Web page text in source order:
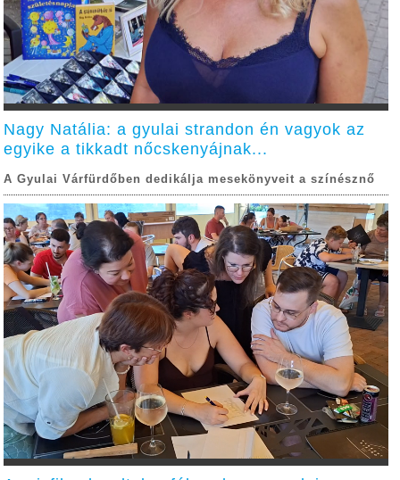
Nagy Natália: a gyulai strandon én vagyok az
egyike a tikkadt nőcskenyájnak...
A Gyulai Várfürdőben dedikálja mesekönyveit a színésznő